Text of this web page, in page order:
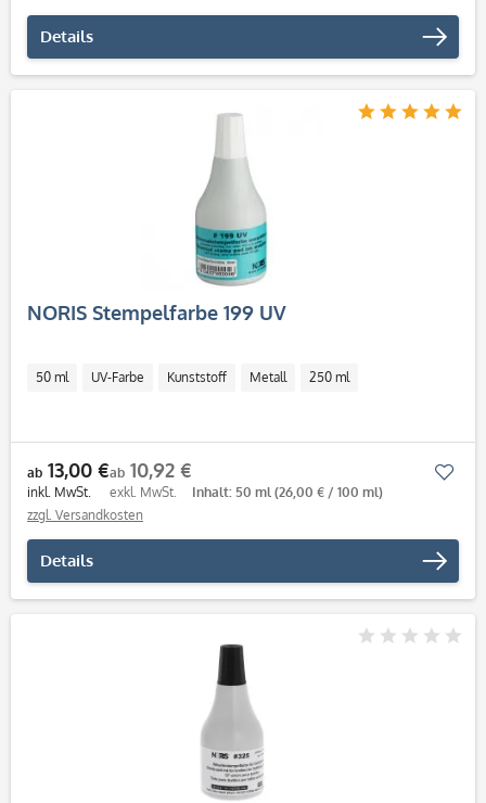
Details
NORIS Stempelfarbe 199 UV
50 ml UV-Farbe Kunststoff Metall 250 ml
ab 13,00 €
inkl. MwSt.
ab 10,92 €
exkl. MwSt. Inhalt: 50 ml (26,00 € / 100 ml)
zzgl. Versandkosten
Details